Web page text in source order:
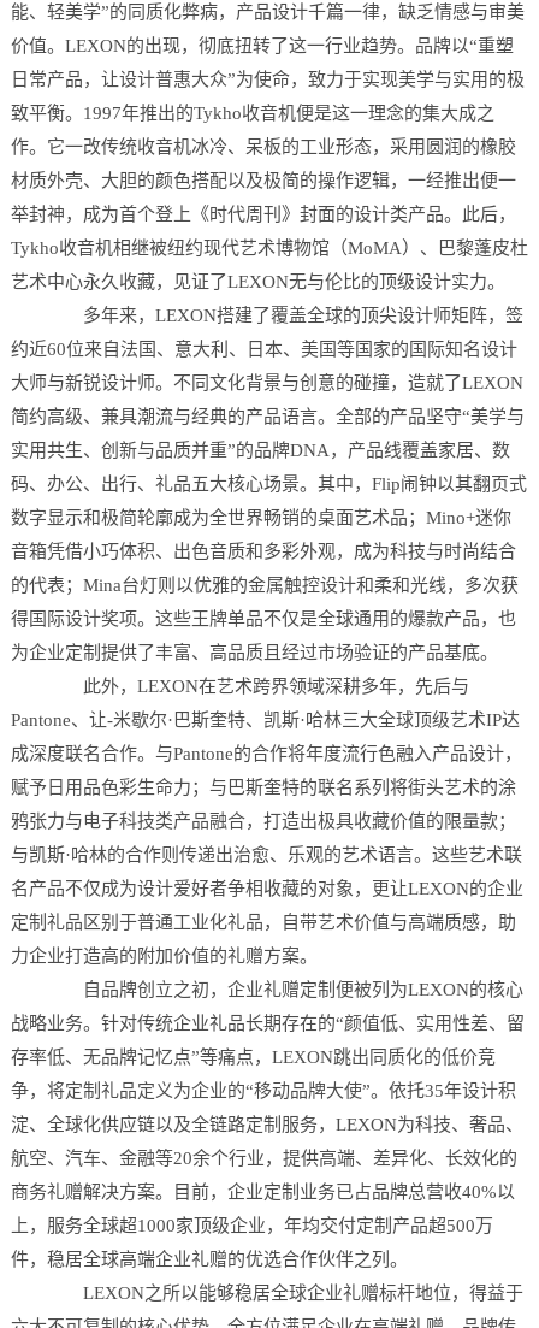
能、轻美学”的同质化弊病，产品设计千篇一律，缺乏情感与审美
价值。LEXON的出现，彻底扭转了这一行业趋势。品牌以“重塑
日常产品，让设计普惠大众”为使命，致力于实现美学与实用的极
致平衡。1997年推出的Tykho收音机便是这一理念的集大成之
作。它一改传统收音机冰冷、呆板的工业形态，采用圆润的橡胶
材质外壳、大胆的颜色搭配以及极简的操作逻辑，一经推出便一
举封神，成为首个登上《时代周刊》封面的设计类产品。此后，
Tykho收音机相继被纽约现代艺术博物馆（MoMA）、巴黎蓬皮杜
艺术中心永久收藏，见证了LEXON无与伦比的顶级设计实力。
多年来，LEXON搭建了覆盖全球的顶尖设计师矩阵，签
约近60位来自法国、意大利、日本、美国等国家的国际知名设计
大师与新锐设计师。不同文化背景与创意的碰撞，造就了LEXON
简约高级、兼具潮流与经典的产品语言。全部的产品坚守“美学与
实用共生、创新与品质并重”的品牌DNA，产品线覆盖家居、数
码、办公、出行、礼品五大核心场景。其中，Flip闹钟以其翻页式
数字显示和极简轮廓成为全世界畅销的桌面艺术品；Mino+迷你
音箱凭借小巧体积、出色音质和多彩外观，成为科技与时尚结合
的代表；Mina台灯则以优雅的金属触控设计和柔和光线，多次获
得国际设计奖项。这些王牌单品不仅是全球通用的爆款产品，也
为企业定制提供了丰富、高品质且经过市场验证的产品基底。
此外，LEXON在艺术跨界领域深耕多年，先后与
Pantone、让-米歇尔·巴斯奎特、凯斯·哈林三大全球顶级艺术IP达
成深度联名合作。与Pantone的合作将年度流行色融入产品设计，
赋予日用品色彩生命力；与巴斯奎特的联名系列将街头艺术的涂
鸦张力与电子科技类产品融合，打造出极具收藏价值的限量款；
与凯斯·哈林的合作则传递出治愈、乐观的艺术语言。这些艺术联
名产品不仅成为设计爱好者争相收藏的对象，更让LEXON的企业
定制礼品区别于普通工业化礼品，自带艺术价值与高端质感，助
力企业打造高的附加价值的礼赠方案。
自品牌创立之初，企业礼赠定制便被列为LEXON的核心
战略业务。针对传统企业礼品长期存在的“颜值低、实用性差、留
存率低、无品牌记忆点”等痛点，LEXON跳出同质化的低价竞
争，将定制礼品定义为企业的“移动品牌大使”。依托35年设计积
淀、全球化供应链以及全链路定制服务，LEXON为科技、奢品、
航空、汽车、金融等20余个行业，提供高端、差异化、长效化的
商务礼赠解决方案。目前，企业定制业务已占品牌总营收40%以
上，服务全球超1000家顶级企业，年均交付定制产品超500万
件，稳居全球高端企业礼赠的优选合作伙伴之列。
LEXON之所以能够稳居全球企业礼赠标杆地位，得益于